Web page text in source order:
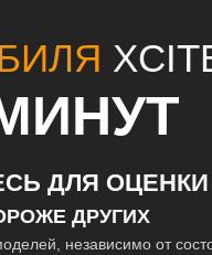
ДЛЯ ОЦЕНКИ
ДРУГИХ
независимо от